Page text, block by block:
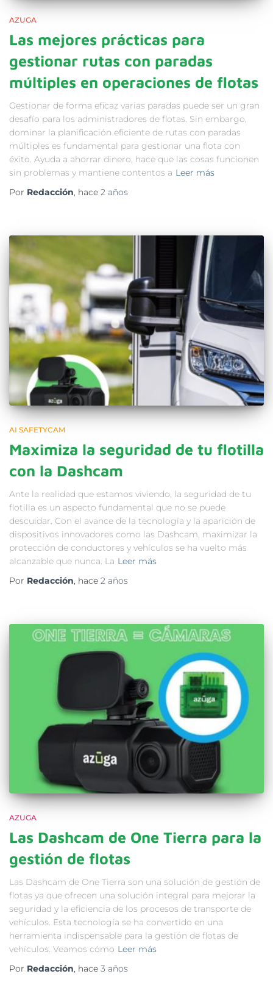
AZUGA
Las mejores prácticas para
gestionar rutas con paradas
múltiples en operaciones de flotas
Gestionar de forma eficaz varias paradas puede ser un gran
desafío para los administradores de flotas. Sin embargo,
dominar la planificación eficiente de rutas con paradas
múltiples es fundamental para gestionar una flota con
éxito. Ayuda a ahorrar dinero, hace que las cosas funcionen
sin problemas y mantiene contentos a Leer más
Por Redacción, hace 2 años
AI SAFETYCAM
Maximiza la seguridad de tu flotilla
con la Dashcam
Ante la realidad que estamos viviendo, la seguridad de tu
flotilla es un aspecto fundamental que no se puede
descuidar. Con el avance de la tecnología y la aparición de
dispositivos innovadores como las Dashcam, maximizar la
protección de conductores y vehículos se ha vuelto más
alcanzable que nunca. La Leer más
Por Redacción, hace 2 años
AZUGA
Las Dashcam de One Tierra para la
gestión de flotas
Las Dashcam de One Tierra son una solución de gestión de
flotas ya que ofrecen una solución integral para mejorar la
seguridad y la eficiencia de los procesos de transporte de
vehículos. Esta tecnología se ha convertido en una
herramienta indispensable para la gestión de flotas de
vehículos. Veamos cómo Leer más
Por Redacción, hace 3 años